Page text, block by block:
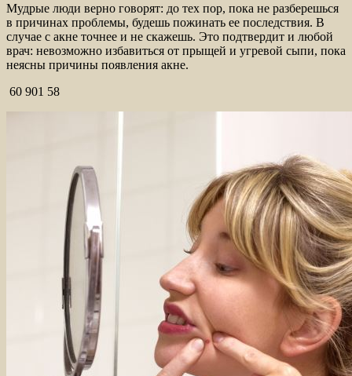
Мудрые люди верно говорят: до тех пор, пока не разберешься
в причинах проблемы, будешь пожинать ее последствия. В
случае с акне точнее и не скажешь. Это подтвердит и любой
врач: невозможно избавиться от прыщей и угревой сыпи, пока
неясны причины появления акне.
60 901 58